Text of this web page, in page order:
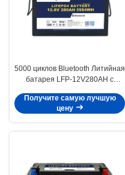
5000 циклов Bluetooth Литийная
батарея LFP-12V280AH с
45C и защитой 10В под
напряжением
Получите самую лучшую
цену